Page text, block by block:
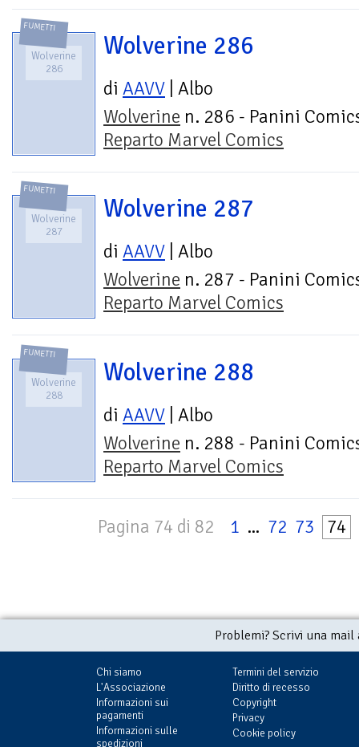
FUMETTI
Wolverine
286
Wolverine 286
di AAVV | Albo
Wolverine n. 286 - Panini
Reparto Marvel Comics
FUMETTI
Wolverine
287
Wolverine 287
di AAVV | Albo
Wolverine n. 287 - Panini
Reparto Marvel Comics
FUMETTI
Wolverine
288
Wolverine 288
di AAVV | Albo
Wolverine n. 288 - Panini
Reparto Marvel Comics
Pagina 74 di 82 1 ... 72 73 74
Problemi? Scrivi una
Chi siamo
L'Associazione
Informazioni sui
pagamenti
Informazioni sulle
spedizioni
Termini del servizio
Diritto di recesso
Copyright
Privacy
Cookie policy